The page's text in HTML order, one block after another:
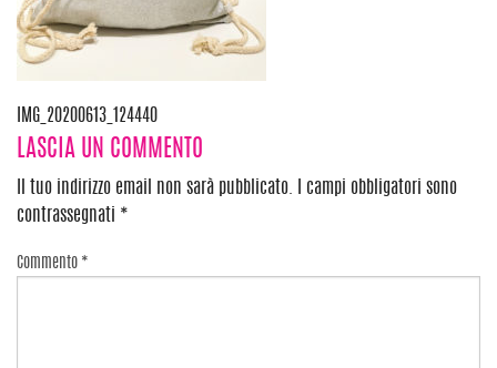
Navigazione
articoli
IMG_20200613_124440
LASCIA UN COMMENTO
Il tuo indirizzo email non sarà pubblicato.
I campi obbligatori sono
contrassegnati *
Commento *